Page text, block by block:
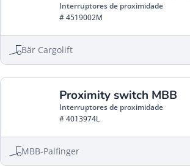
Interruptores de proximidade
# 4519002M
Bär Cargolift
Proximity switch MBB
Interruptores de proximidade
# 4013974L
MBB-Palfinger